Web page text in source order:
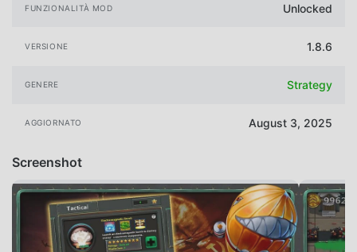
FUNZIONALITÀ MOD Unlocked
VERSIONE 1.8.6
GENERE Strategy
AGGIORNATO August 3, 2025
Screenshot